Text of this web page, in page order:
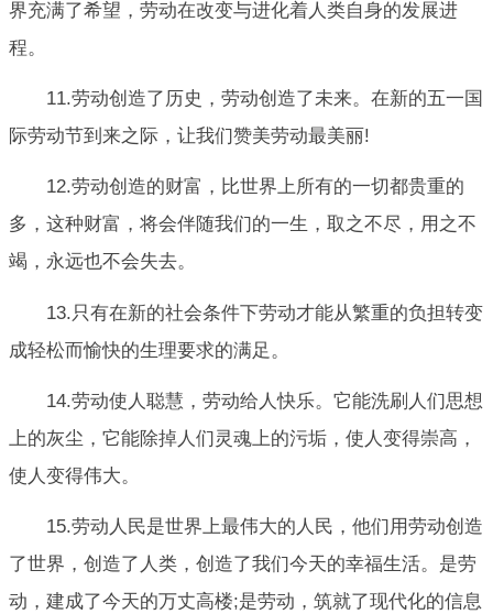
界充满了希望，劳动在改变与进化着人类自身的发展进
程。
11.劳动创造了历史，劳动创造了未来。在新的五一国
际劳动节到来之际，让我们赞美劳动最美丽!
12.劳动创造的财富，比世界上所有的一切都贵重的
多，这种财富，将会伴随我们的一生，取之不尽，用之不
竭，永远也不会失去。
13.只有在新的社会条件下劳动才能从繁重的负担转变
成轻松而愉快的生理要求的满足。
14.劳动使人聪慧，劳动给人快乐。它能洗刷人们思想
上的灰尘，它能除掉人们灵魂上的污垢，使人变得崇高，
使人变得伟大。
15.劳动人民是世界上最伟大的人民，他们用劳动创造
了世界，创造了人类，创造了我们今天的幸福生活。是劳
动，建成了今天的万丈高楼;是劳动，筑就了现代化的信息